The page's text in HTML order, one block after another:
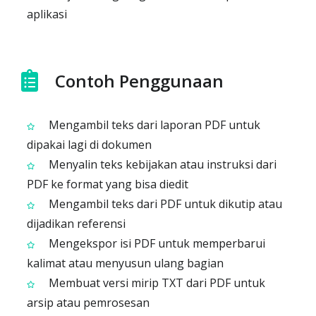
aplikasi
Contoh Penggunaan
Mengambil teks dari laporan PDF untuk
dipakai lagi di dokumen
Menyalin teks kebijakan atau instruksi dari
PDF ke format yang bisa diedit
Mengambil teks dari PDF untuk dikutip atau
dijadikan referensi
Mengekspor isi PDF untuk memperbarui
kalimat atau menyusun ulang bagian
Membuat versi mirip TXT dari PDF untuk
arsip atau pemrosesan